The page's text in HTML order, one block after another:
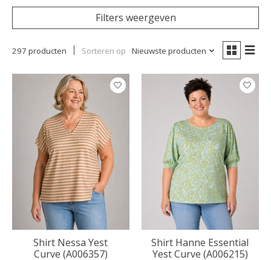
Filters weergeven
297 producten Sorteren op Nieuwste producten
Shirt Nessa Yest
Curve (A006357)
Shirt Hanne Essential
Yest Curve (A006215)